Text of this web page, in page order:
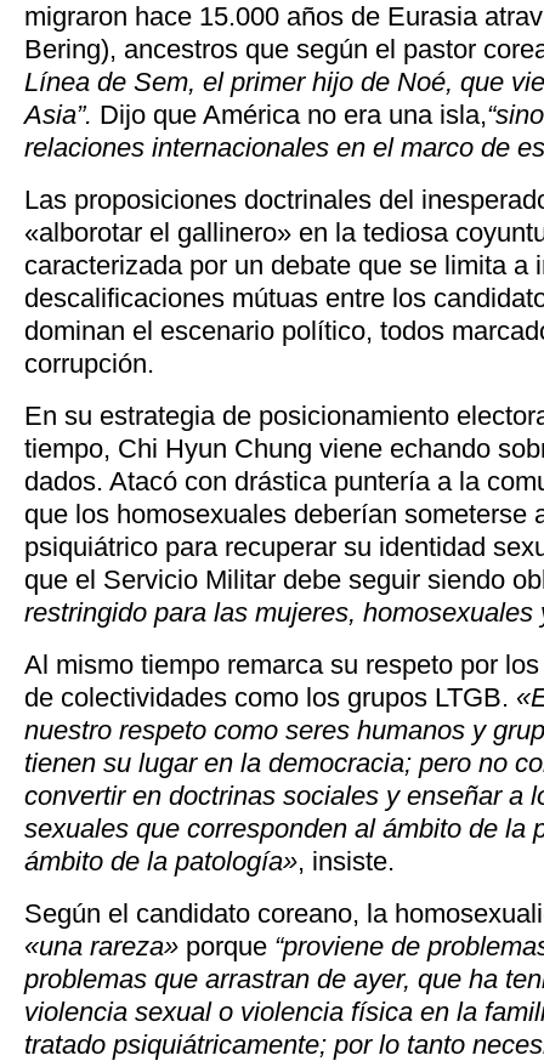
migraron hace 15.000 años de Eurasia
Bering), ancestros que según el pastor
Línea de Sem, el primer hijo de Noé, que
Asia”. Dijo que América no era una isla,
relaciones internacionales en el marco de
Las proposiciones doctrinales del
«alborotar el gallinero» en la tediosa
caracterizada por un debate que se limita a
descalificaciones mútuas entre los
dominan el escenario político, todos
corrupción.
En su estrategia de posicionamiento
tiempo, Chi Hyun Chung viene echando
dados. Atacó con drástica puntería a la
que los homosexuales deberían someterse
psiquiátrico para recuperar su identidad
que el Servicio Militar debe seguir siendo
restringido para las mujeres, homosexuales
Al mismo tiempo remarca su respeto por
de colectividades como los grupos LTGB.
nuestro respeto como seres humanos y
tienen su lugar en la democracia; pero no
convertir en doctrinas sociales y enseñar a
sexuales que corresponden al ámbito de la
ámbito de la patología», insiste.
Según el candidato coreano, la
«una rareza» porque “proviene de
problemas que arrastran de ayer, que ha
violencia sexual o violencia física en la
tratado psiquiátricamente; por lo tanto